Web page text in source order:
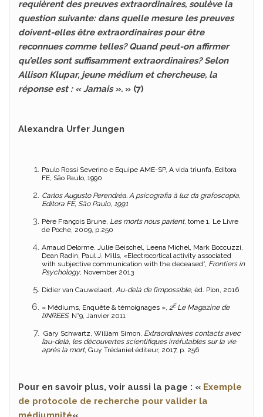
requièrent des preuves extraordinaires, soulève la
question suivante: dans quelle mesure les preuves
doivent-elles être extraordinaires pour être
reconnues comme telles? Quand peut-on affirmer
qu’elles sont suffisamment extraordinaires? Selon
Allison Klupar, jeune médium et chercheuse, la
réponse est : « Jamais ». » (7)
Alexandra Urfer Jungen
Paulo Rossi Severino e Equipe AME-SP, A vida triunfa, Editora
FE, São Paulo, 1990
Carlos Augusto Perendréa. A psicografia à luz da grafoscopia,
Editora FE, São Paulo, 1991
Père François Brune, Les morts nous parlent, tome 1, Le Livre
de Poche, 2009, p.250
Arnaud Delorme, Julie Beischel, Leena Michel, Mark Boccuzzi,
Dean Radin, Paul J. Mills, «Electrocortical activity associated
with subjective communication with the deceased”, Frontiers in
Psychology, November 2013
Didier van Cauwelaert, Au-delà de l’impossible, éd. Plon, 2016
« Médiums, Enquête & témoignages », 2ELe Magazine de
l’INREES, N°9, Janvier 2011
Gary Schwartz, William Simon, Extraordinaires contacts avec
l’au-delà, les découvertes scientifiques irréfutables sur la vie
après la mort, Guy Trédaniel éditeur, 2017, p. 256
Pour en savoir plus, voir aussi la page : « Exemple
de protocole de recherche pour valider la